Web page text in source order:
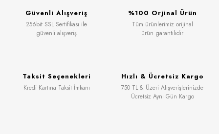
Güvenli Alışveriş
256bit SSL Sertifikası ile
güvenli alışveriş
%100 Orjinal Ürün
Tüm ürünlerimiz orijinal
ürün garantilidir
Taksit Seçenekleri
Kredi Kartına Taksit İmkanı
Hızlı & Ücretsiz Kargo
750 TL & Üzeri Alışverişlerinizde
Ücretsiz Aynı Gün Kargo